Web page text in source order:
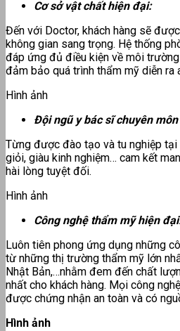
Cơ sở vật chất hiện đại:
Đến với Doctor, khách hàng sẽ
không gian sang trọng. Hệ thống
đáp ứng đủ điều kiện về môi
đảm bảo quá trình thẩm mỹ diễn ra
Hình ảnh
Đội ngũ y bác sĩ chuyên
Từng được đào tạo và tu nghiệp
giỏi, giàu kinh nghiệm… cam kết
hài lòng tuyệt đối.
Hình ảnh
Công nghệ thẩm mỹ hiện
Luôn tiên phong ứng dụng những
từ những thị trường thẩm mỹ lớn
Nhật Bản,…nhằm đem đến chất
nhất cho khách hàng. Mọi công
được chứng nhận an toàn và có
Hình ảnh